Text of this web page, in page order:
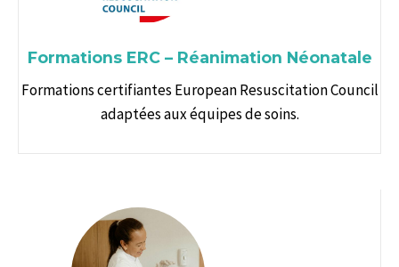
Formations ERC – Réanimation Néonatale
Formations certifiantes European Resuscitation Council
adaptées aux équipes de soins.